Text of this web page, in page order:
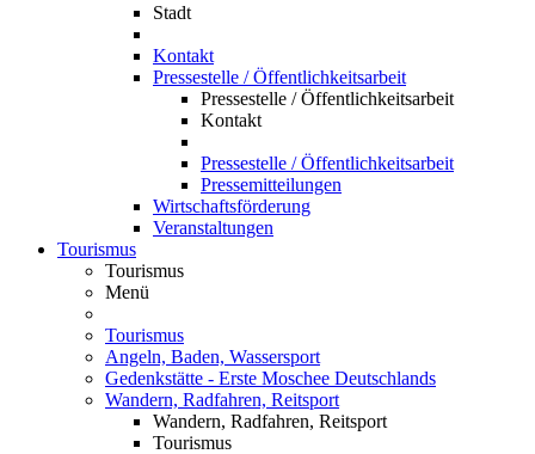
Stadt
Kontakt
Pressestelle / Öffentlichkeitsarbeit
Pressestelle / Öffentlichkeitsarbeit
Kontakt
Pressestelle / Öffentlichkeitsarbeit
Pressemitteilungen
Wirtschaftsförderung
Veranstaltungen
Tourismus
Tourismus
Menü
Tourismus
Angeln, Baden, Wassersport
Gedenkstätte - Erste Moschee Deutschlands
Wandern, Radfahren, Reitsport
Wandern, Radfahren, Reitsport
Tourismus